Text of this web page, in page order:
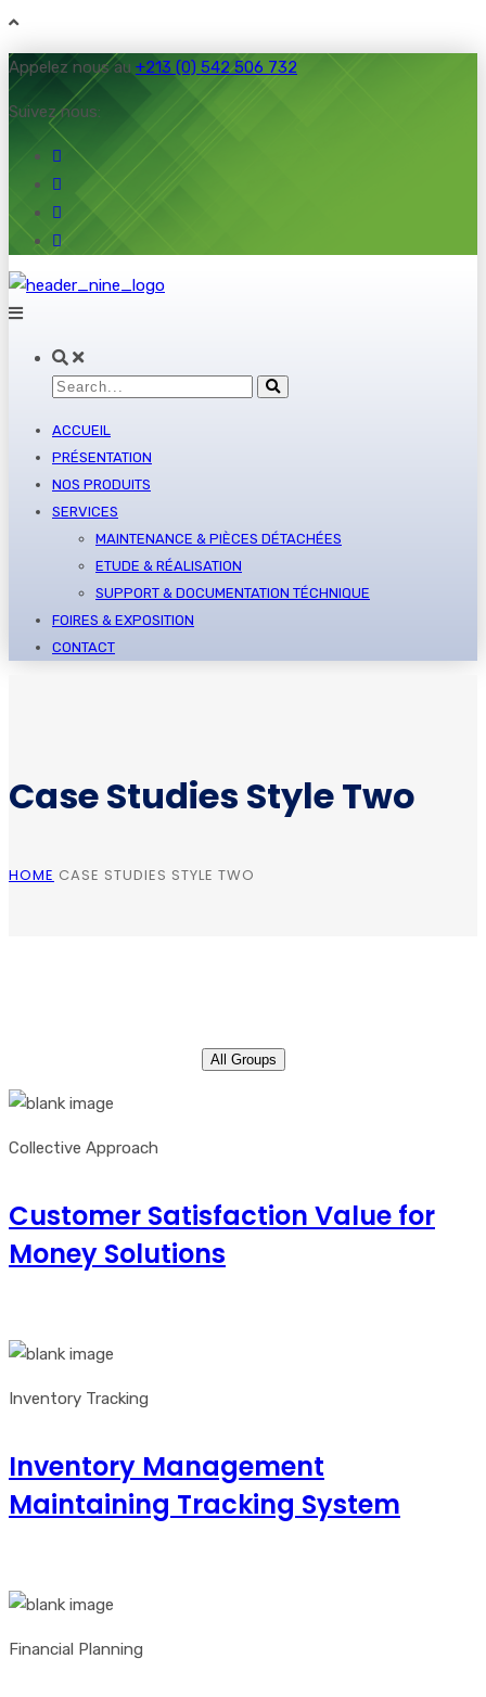
Appelez nous au +213 (0) 542 506 732
Suivez nous:
ACCUEIL
PRÉSENTATION
NOS PRODUITS
SERVICES
MAINTENANCE & PIÈCES DÉTACHÉES
ETUDE & RÉALISATION
SUPPORT & DOCUMENTATION TÉCHNIQUE
FOIRES & EXPOSITION
CONTACT
Case Studies Style Two
HOME CASE STUDIES STYLE TWO
All Groups
Collective Approach
Customer Satisfaction Value for
Money Solutions
Inventory Tracking
Inventory Management
Maintaining Tracking System
Financial Planning